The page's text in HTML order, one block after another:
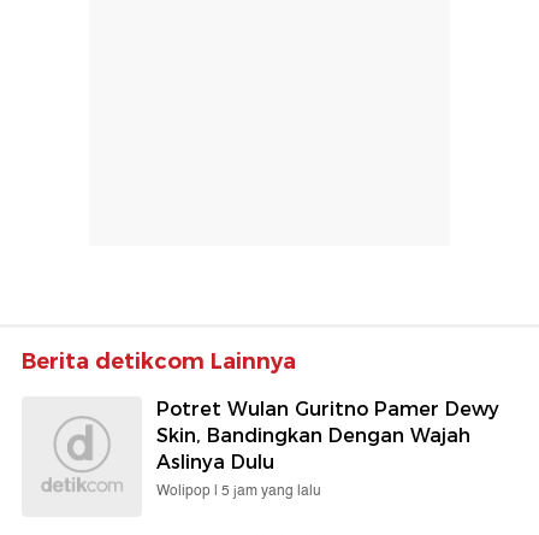
Berita detikcom Lainnya
Potret Wulan Guritno Pamer Dewy
Skin, Bandingkan Dengan Wajah
Aslinya Dulu
Wolipop | 5 jam yang lalu